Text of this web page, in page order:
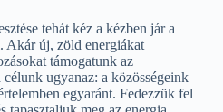
tehát kéz a kézben jár a
Akár új, zöld energiákat
támogatunk az
ugyanaz: a közösségeink
egyaránt. Fedezzük fel